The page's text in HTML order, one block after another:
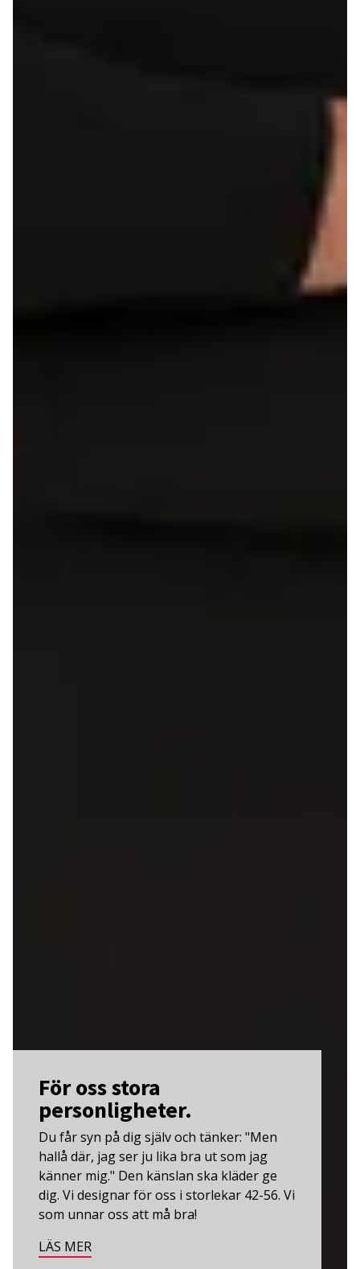
För oss stora
personligheter.
Du får syn på dig själv och tänker: "Men
hallå där, jag ser ju lika bra ut som jag
känner mig." Den känslan ska kläder ge
dig. Vi designar för oss i storlekar 42-56. Vi
som unnar oss att må bra!
LÄS MER